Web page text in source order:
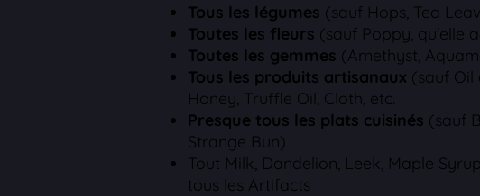
Tous les légumes (sauf Hops, Tea
Toutes les fleurs (sauf Poppy, qu'elle
Toutes les gemmes (Amethyst,
Tous les produits artisanaux (sauf Oil
Honey, Truffle Oil, Cloth, etc.
Presque tous les plats cuisinés (sauf
Strange Bun)
Tout Milk, Dandelion, Leek, Maple
tous les Artifacts